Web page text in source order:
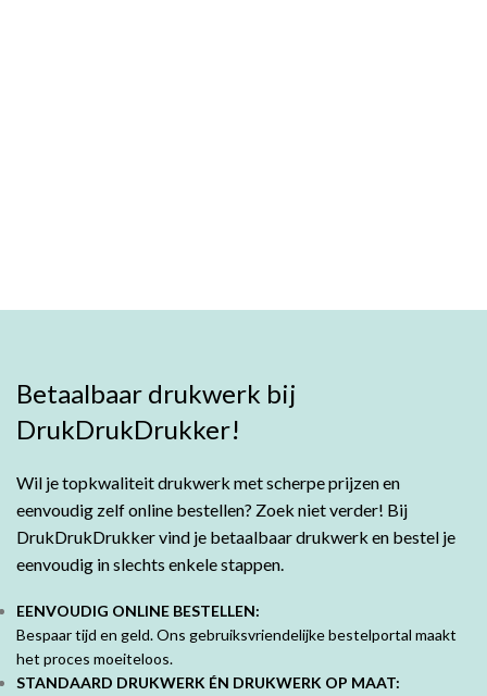
Betaalbaar drukwerk bij
DrukDrukDrukker!
Wil je topkwaliteit drukwerk met scherpe prijzen en
eenvoudig zelf online bestellen? Zoek niet verder! Bij
DrukDrukDrukker vind je betaalbaar drukwerk en bestel je
eenvoudig in slechts enkele stappen.
EENVOUDIG ONLINE BESTELLEN:
Bespaar tijd en geld. Ons gebruiksvriendelijke bestelportal maakt
het proces moeiteloos.
STANDAARD DRUKWERK ÉN DRUKWERK OP MAAT: